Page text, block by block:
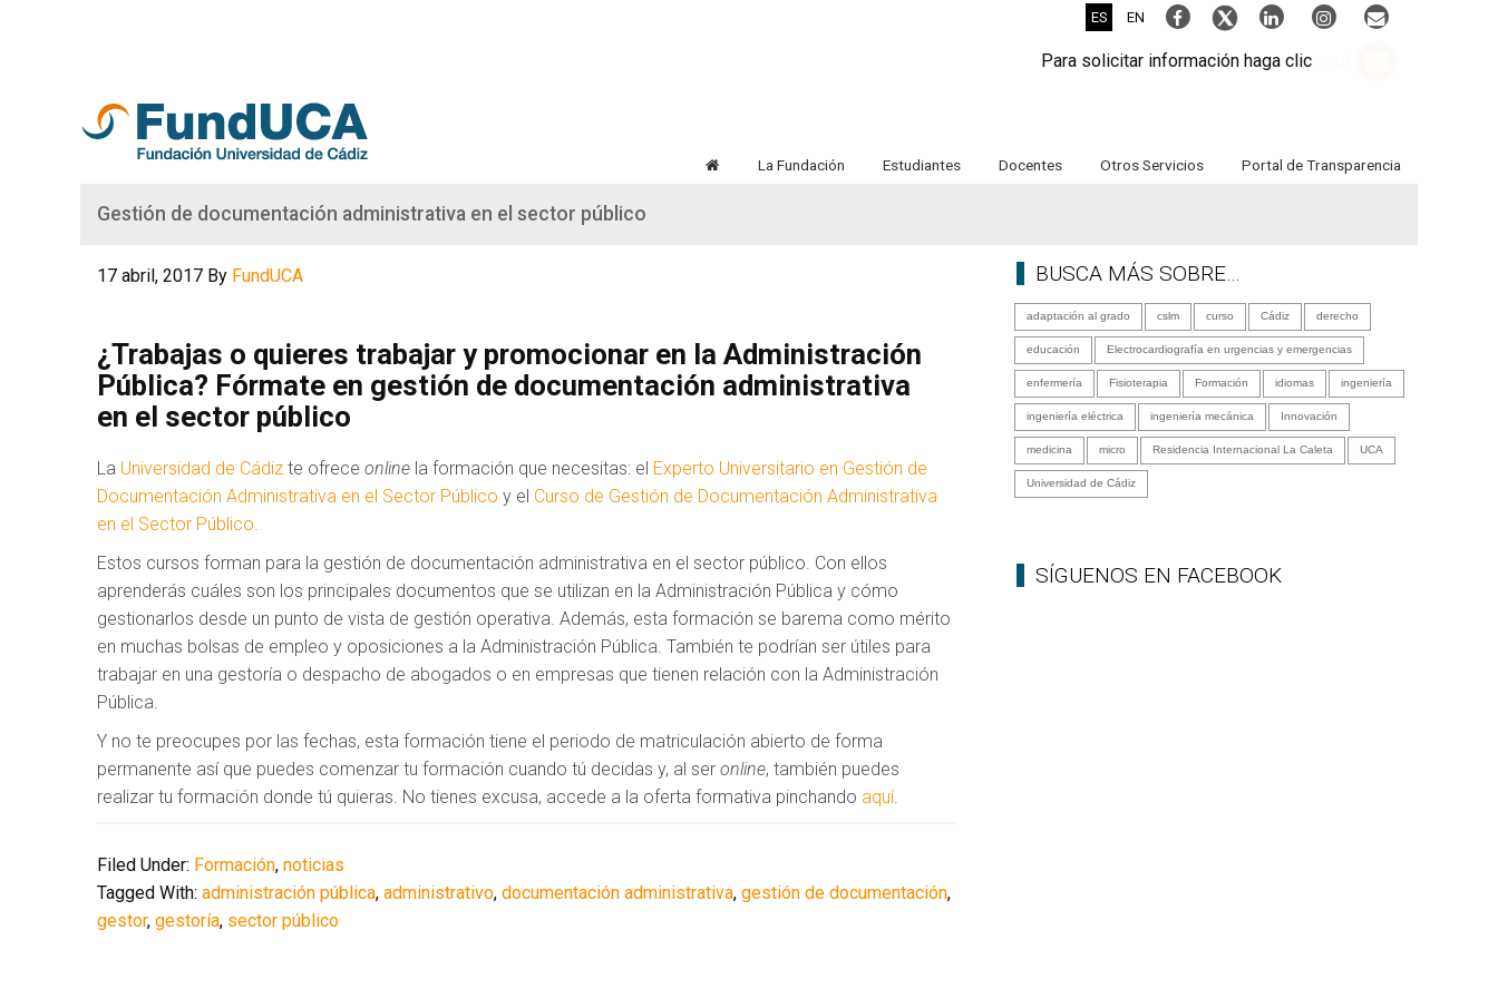
ES EN
Para solicitar información haga clic
La Fundación Estudiantes Docentes Otros Servicios Portal de Transparencia
Gestión de documentación administrativa en el sector público
17 abril, 2017 By FundUCA
¿Trabajas o quieres trabajar y promocionar en la Administración
Pública? Fórmate en gestión de documentación administrativa
en el sector público
La Universidad de Cádiz te ofrece online la formación que necesitas: el Experto Universitario en Gestión de
Documentación Administrativa en el Sector Público y el Curso de Gestión de Documentación Administrativa
en el Sector Público
Estos cursos forman para la gestión de documentación administrativa en el sector público. Con ellos
aprenderás cuáles son los principales documentos que se utilizan en la Administración Pública y cómo
gestionarlos desde un punto de vista de gestión operativa. Además, esta formación se barema como mérito
en muchas bolsas de empleo y oposiciones a la Administración Pública. También te podrían ser útiles para
trabajar en una gestoría o despacho de abogados o en empresas que tienen relación con la Administración
Pública.
Y no te preocupes por las fechas, esta formación tiene el periodo de matriculación abierto de forma
permanente así que puedes comenzar tu formación cuando tú decidas y, al ser online, también puedes
realizar tu formación donde tú quieras. No tienes excusa, accede a la oferta formativa pinchando aquí.
Filed Under: Formación, noticias
Tagged With: administración pública, administrativo, documentación administrativa, gestión de documentación,
gestor, gestoría, sector público
BUSCA MÁS SOBRE…
adaptación al grado cslm curso Cádiz derecho
educación Electrocardiografía en urgencias y emergencias
enfermería Fisioterapia Formación idiomas ingeniería
ingeniería eléctrica ingeniería mecánica Innovación
medicina micro Residencia Internacional La Caleta UCA
Universidad de Cádiz
SÍGUENOS EN FACEBOOK